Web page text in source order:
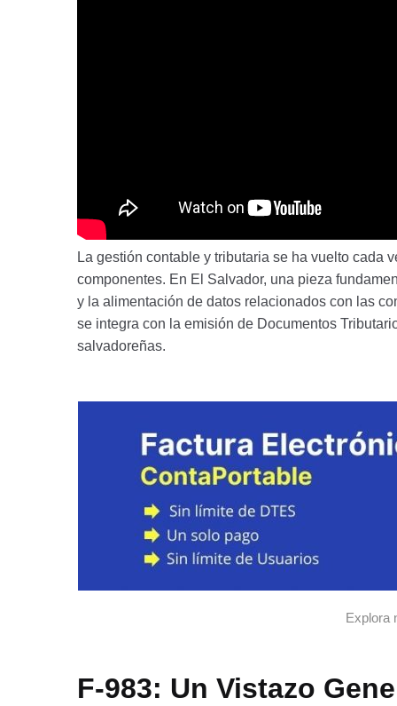
La gestión contable y tributaria se ha vuelto cada
componentes. En El Salvador, una pieza
y la alimentación de datos relacionados con las
se integra con la emisión de Documentos
salvadoreñas.
Explora
F-983: Un Vistazo